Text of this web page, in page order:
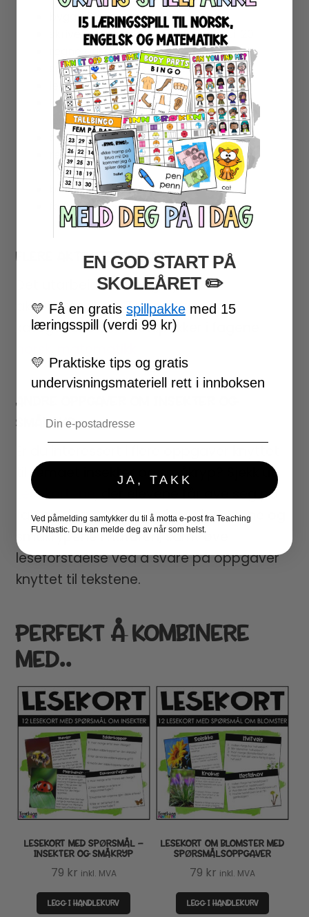
bygge figurer etter diagrammer
skrive og regne addisjonsstykker til 20
regne priser med prislister
spill som øver bokstavgjenkjenning
letekryss
les og tegn oppgave som trener
leseforståelse
observasjonsskjema
registreringsark for å registrere funn i
naturen
bevegelsesaktivitet
fargeleggingsark
FLERE AKTIVITETSPAKKER
Det utarbeides stadig nye
aktivitetspakker. Ta en titt innom
kategoriene aktivitetspakker i fagene
ANDRE OPPGAVER OM INSEKTER OG
SMÅKRYP
til temaet insekter og småkryp? Sjekk ut
Lesekortene, der elevene får øve seg på
faktalesing om de vanligste insektene og
småkrypene i naturen, samt øve
leseforståelse ved å svare på oppgaver
knyttet til tekstene.
PERFEKT Å KOMBINERE
MED..
LESEKORT MED SPØRSMÅL –
INSEKTER OG SMÅKRYP
79 kr inkl. MVA
LEGG I HANDLEKURV
LESEKORT OM BLOMSTER MED
SPØRSMÅLSOPPGAVER
79 kr inkl. MVA
LEGG I HANDLEKURV
EN GOD START PÅ
SKOLEÅRET​ ✏️
💛 Få en gratis spillpakke med 15
læringsspill (verdi 99 kr)
💛 Praktiske tips og gratis
undervisningsmateriell rett i innboksen
JA, TAKK
Ved påmelding samtykker du til å motta e-post fra Teaching
FUNtastic. Du kan melde deg av når som helst.